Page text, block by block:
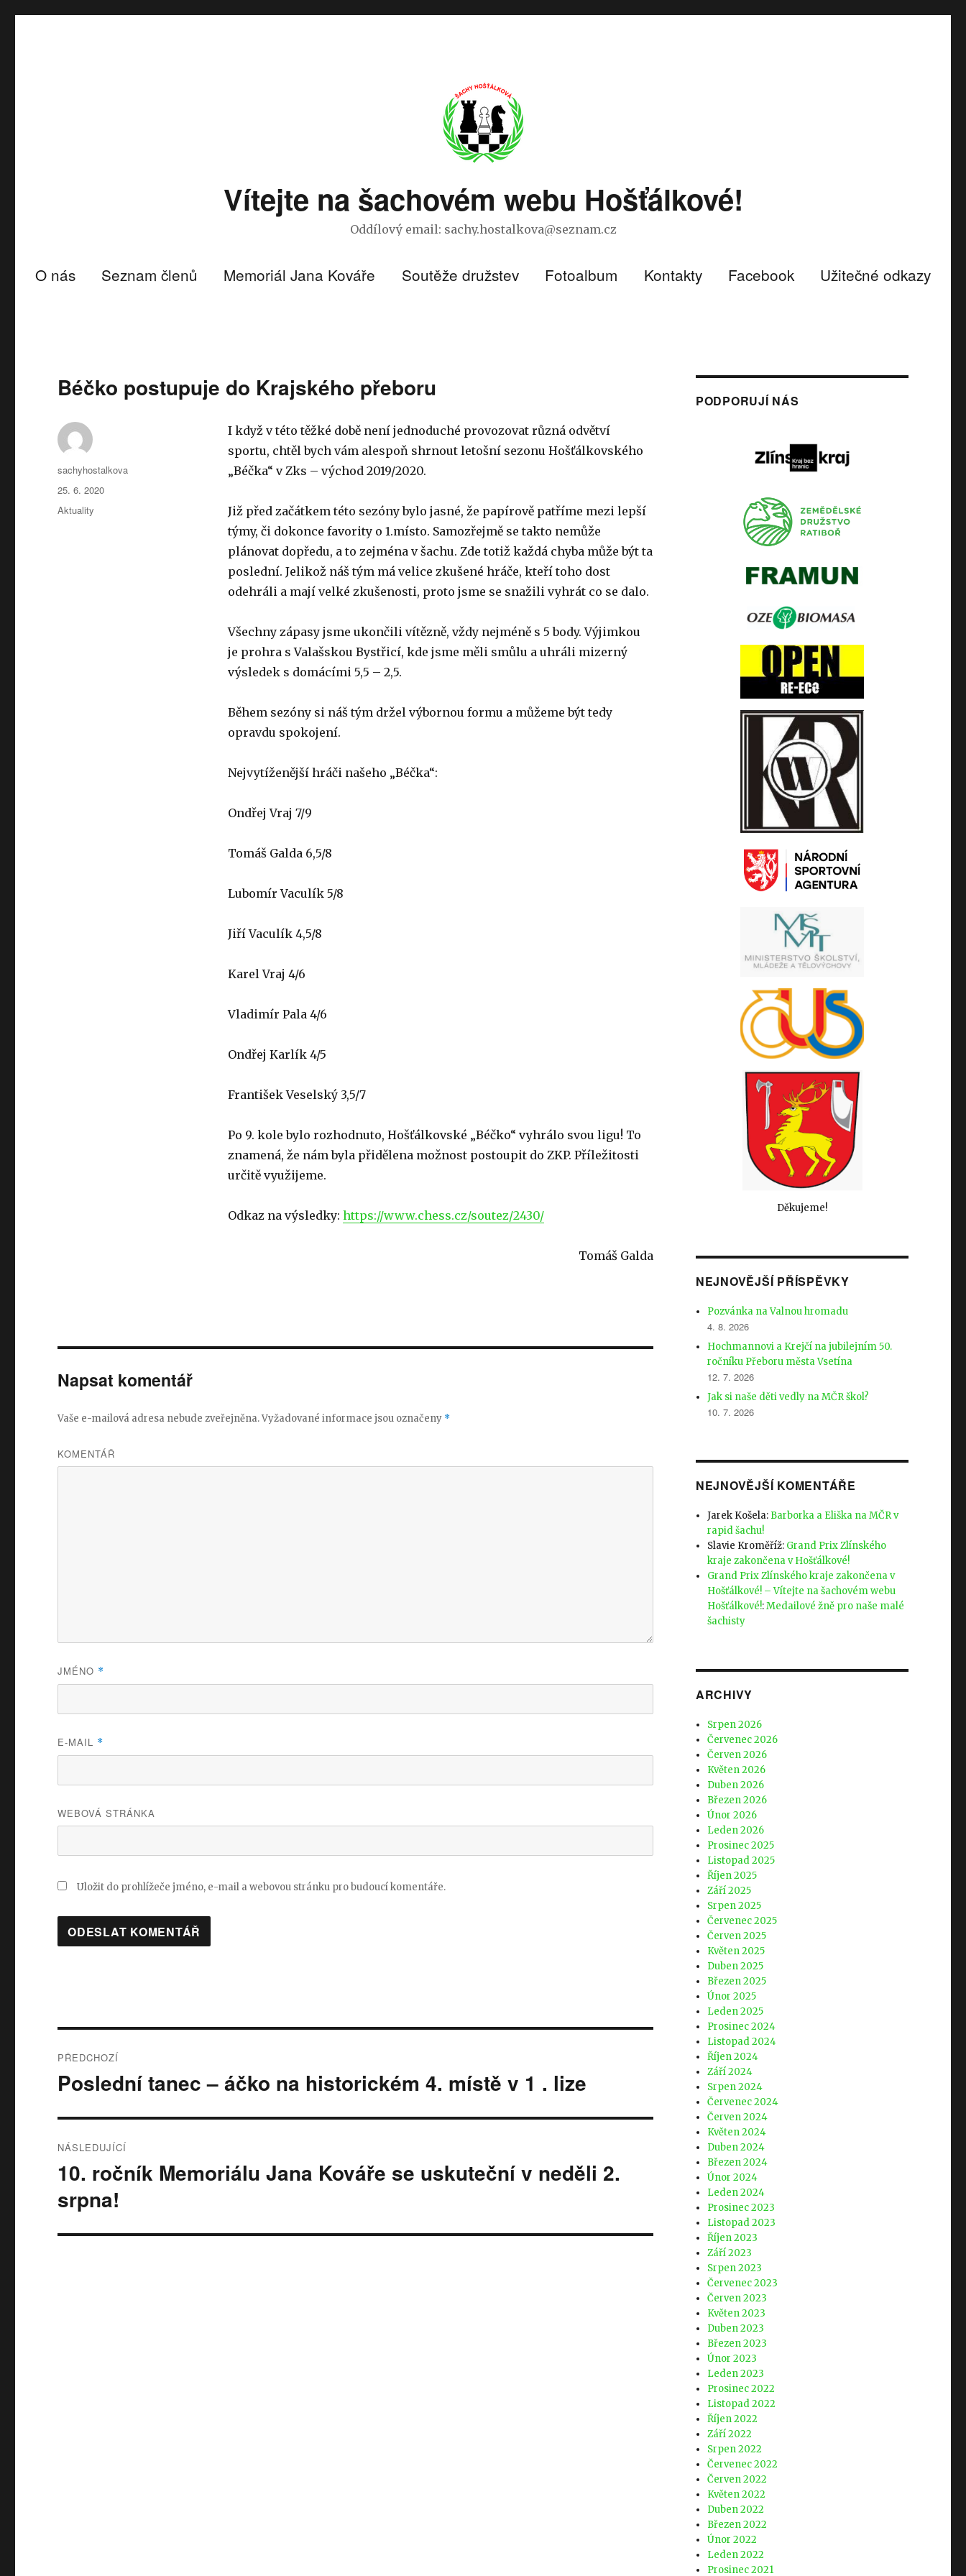
Vítejte na šachovém webu Hošťálkové!
Oddílový email: sachy.hostalkova@seznam.cz
O nás Seznam členů Memoriál Jana Kováře Soutěže družstev Fotoalbum Kontakty Facebook Užitečné odkazy
Béčko postupuje do Krajského přeboru
I když v této těžké době není jednoduché provozovat různá odvětví
sportu, chtěl bych vám alespoň shrnout letošní sezonu Hošťálkovského
„Béčka“ v Zks – východ 2019/2020.
Již před začátkem této sezóny bylo jasné, že papírově patříme mezi lepší
týmy, či dokonce favority o 1.místo. Samozřejmě se takto nemůže
plánovat dopředu, a to zejména v šachu. Zde totiž každá chyba může být ta
poslední. Jelikož náš tým má velice zkušené hráče, kteří toho dost
odehráli a mají velké zkušenosti, proto jsme se snažili vyhrát co se dalo.
Všechny zápasy jsme ukončili vítězně, vždy nejméně s 5 body. Výjimkou
je prohra s Valašskou Bystřicí, kde jsme měli smůlu a uhráli mizerný
výsledek s domácími 5,5 – 2,5.
Během sezóny si náš tým držel výbornou formu a můžeme být tedy
opravdu spokojení.
Nejvytíženější hráči našeho „Béčka“:
Ondřej Vraj 7/9
Tomáš Galda 6,5/8
Lubomír Vaculík 5/8
Jiří Vaculík 4,5/8
Karel Vraj 4/6
Vladimír Pala 4/6
Ondřej Karlík 4/5
František Veselský 3,5/7
Po 9. kole bylo rozhodnuto, Hošťálkovské „Béčko“ vyhrálo svou ligu! To
znamená, že nám byla přidělena možnost postoupit do ZKP. Příležitosti
určitě využijeme.
Odkaz na výsledky: https://www.chess.cz/soutez/2430/
Tomáš Galda
Autor:
sachyhostalkova
Publikováno:
25. 6. 2020
Rubriky:
Aktuality
Napsat komentář
Vaše e-mailová adresa nebude zveřejněna.Vyžadované informace jsou označeny *
KOMENTÁŘ
JMÉNO *
E-MAIL *
WEBOVÁ STRÁNKA
Uložit do prohlížeče jméno, e-mail a webovou stránku pro budoucí komentáře.
pro
PŘEDCHOZÍ
Předchozí
Poslední tanec – áčko na historickém 4. místě v 1 . lize
NÁSLEDUJÍCÍ
Následující
10. ročník Memoriálu Jana Kováře se uskuteční v neděli 2.
srpna!
PODPORUJÍ NÁS
Děkujeme!
NEJNOVĚJŠÍ PŘÍSPĚVKY
Pozvánka na Valnou hromadu
4. 8. 2026
Hochmannovi a Krejčí na jubilejním 50.
ročníku Přeboru města Vsetína
12. 7. 2026
Jak si naše děti vedly na MČR škol?
10. 7. 2026
NEJNOVĚJŠÍ KOMENTÁŘE
Jarek Košela: Barborka a Eliška na MČR v
rapid šachu!
Slavie Kroměříž: Grand Prix Zlínského
kraje zakončena v Hošťálkové!
Grand Prix Zlínského kraje zakončena v
Hošťálkové! – Vítejte na šachovém webu
Hošťálkové!:Medailové žně pro naše malé
šachisty
ARCHIVY
Srpen 2026
Červenec 2026
Červen 2026
Květen 2026
Duben 2026
Březen 2026
Únor 2026
Leden 2026
Prosinec 2025
Listopad 2025
Říjen 2025
Září 2025
Srpen 2025
Červenec 2025
Červen 2025
Květen 2025
Duben 2025
Březen 2025
Únor 2025
Leden 2025
Prosinec 2024
Listopad 2024
Říjen 2024
Září 2024
Srpen 2024
Červenec 2024
Červen 2024
Květen 2024
Duben 2024
Březen 2024
Únor 2024
Leden 2024
Prosinec 2023
Listopad 2023
Říjen 2023
Září 2023
Srpen 2023
Červenec 2023
Červen 2023
Květen 2023
Duben 2023
Březen 2023
Únor 2023
Leden 2023
Prosinec 2022
Listopad 2022
Říjen 2022
Září 2022
Srpen 2022
Červenec 2022
Červen 2022
Květen 2022
Duben 2022
Březen 2022
Únor 2022
Leden 2022
Prosinec 2021